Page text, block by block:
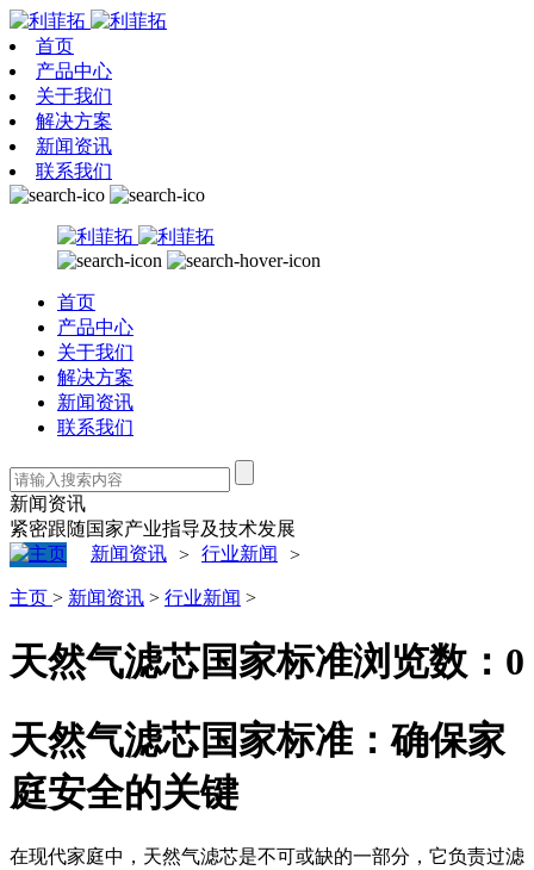
首页
产品中心
关于我们
解决方案
新闻资讯
联系我们
首页
产品中心
关于我们
解决方案
新闻资讯
联系我们
新闻资讯
紧密跟随国家产业指导及技术发展
新闻资讯 > 行业新闻 >
主页 > 新闻资讯 > 行业新闻 >
天然气滤芯国家标准浏览数： 0
天然气滤芯国家标准：确保家
庭安全的关键
在现代家庭中，天然气滤芯是不可或缺的一部分，它负责过滤